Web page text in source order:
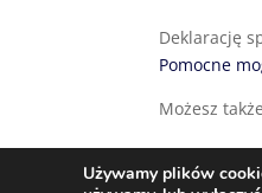
Deklarację
Pomocne
Możesz
Używamy plików